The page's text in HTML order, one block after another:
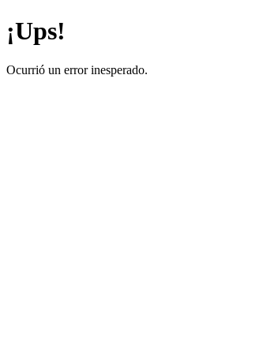
¡Ups!
Ocurrió un error inesperado.